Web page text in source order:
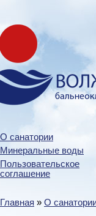
О санатории
Минеральные воды
Пользовательское
соглашение
Главная » О